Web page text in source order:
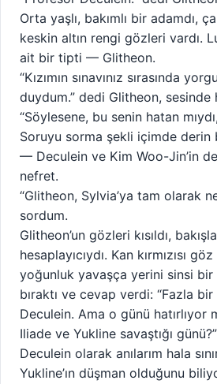
Orta yaşlı, bakımlı bir adamdı,
keskin altın rengi gözleri vardı.
ait bir tipti — Glitheon.
“Kızımın sınavınız sırasında
duydum.” dedi Glitheon,
“Söylesene, bu senin hatan
Soruyu sorma şekli içimde derin
— Deculein ve Kim Woo-Jin’in
nefret.
“Glitheon, Sylvia’ya tam olarak
sordum.
Glitheon’un gözleri kısıldı,
hesaplayıcıydı. Kan kırmızısı
yoğunluk yavaşça yerini sinsi bir
bıraktı ve cevap verdi: “Fazla
Deculein. Ama o günü hatırlıyor
Iliade ve Yukline savaştığı günü?”
Deculein olarak anılarım hala
Yukline’ın düşman olduğunu